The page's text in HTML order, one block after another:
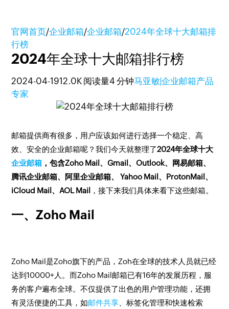
官网首页/企业邮箱/企业邮箱/2024年全球十大邮箱排
行榜
2024年全球十大邮箱排行榜
2024-04-1912.0K 阅读量4 分钟马亚敏|企业邮箱产品
专家
邮箱提供商有很多，用户应该如何进行选择一个稳定、高
效、安全的企业邮箱呢？我们今天就整理了2024年全球十大
企业邮箱 ，包含Zoho Mail、Gmail、Outlook、网易邮箱、
腾讯企业邮箱、阿里企业邮箱、 Yahoo Mail、ProtonMail、
iCloud Mail、AOL Mail ，接下来我们具体来看下这些邮箱。
一、Zoho Mail
Zoho Mail是Zoho旗下的产品，Zoh在全球的技术人员就已经
达到10000+人。而Zoho Mail邮箱已有16年的发展历程，服
务的客户遍布全球。不仅提供了出色的用户管理功能，还拥
有灵活便捷的工具，如邮件共享 、标签化管理和快速检索